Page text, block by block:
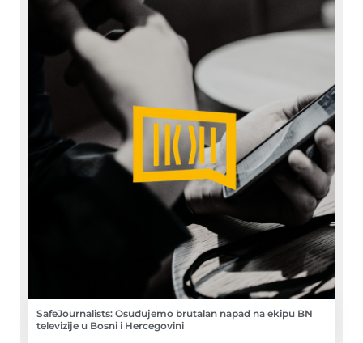
SafeJournalists: Osuđujemo brutalan napad na ekipu BN
televizije u Bosni i Hercegovini